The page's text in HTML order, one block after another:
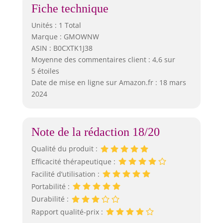
fort sur le
douleur, une
Meilleur cadeau
pour vos proches :
cadeau créatif
pour thérapie par
la lumière rouge
pour vos proches,
parents,
partenaires,
enfants auront
Fiche technique
Unités : 1 Total
Marque : GMOWNW
ASIN : B0CXTK1J38
Moyenne des commentaires client : 4,6 sur
5 étoiles
Date de mise en ligne sur Amazon.fr : 18 mars
2024
Note de la rédaction 18/20
Qualité du produit :
Efficacité thérapeutique :
Facilité d’utilisation :
Portabilité :
Durabilité :
Rapport qualité-prix :